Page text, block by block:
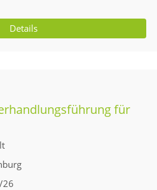
Details
für